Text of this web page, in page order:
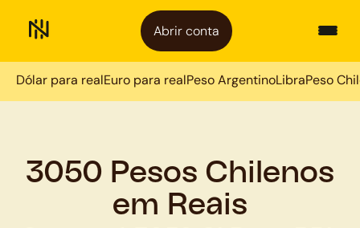
Abrir conta
Dólar para realEuro para realPeso ArgentinoLibraPeso
3050 Pesos Chilenos
em Reais